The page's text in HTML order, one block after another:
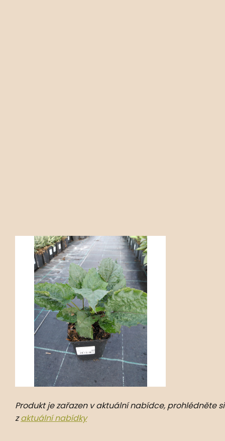
Produkt je zařazen v aktuální nabídce, prohlédněte
zaktuální nabídky